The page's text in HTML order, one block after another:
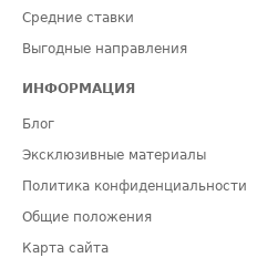
Средние ставки
Выгодные направления
ИНФОРМАЦИЯ
Блог
Эксклюзивные материалы
Политика конфиденциальности
Общие положения
Карта сайта